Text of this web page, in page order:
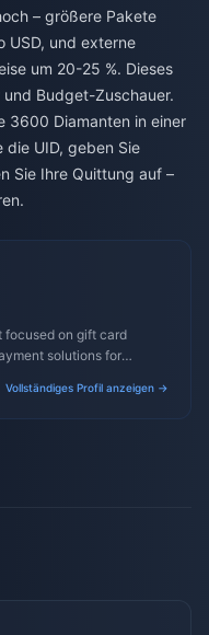
– größere Pakete
USD, und externe
um 20-25 %. Dieses
Budget-Zuschauer.
3600 Diamanten in einer
UID, geben Sie
Sie Ihre Quittung auf –
focused on gift card
solutions for
Vollständiges Profil anzeigen →